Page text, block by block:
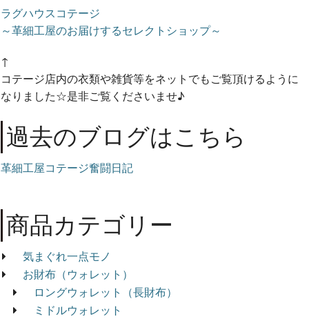
ラグハウスコテージ
～革細工屋のお届けするセレクトショップ～
↑
コテージ店内の衣類や雑貨等をネットでもご覧頂けるように
なりました☆是非ご覧くださいませ♪
過去のブログはこちら
革細工屋コテージ奮闘日記
商品カテゴリー
気まぐれ一点モノ
お財布（ウォレット）
ロングウォレット（長財布）
ミドルウォレット